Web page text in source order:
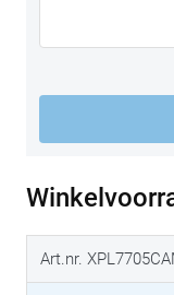
Art.nr.